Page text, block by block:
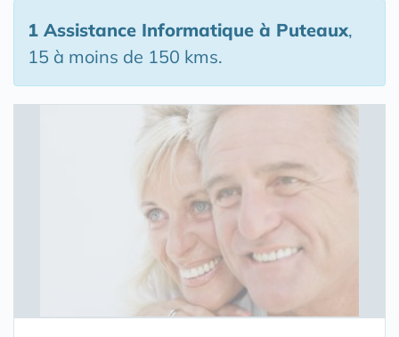
1 Assistance Informatique à Puteaux,
15 à moins de 150 kms.